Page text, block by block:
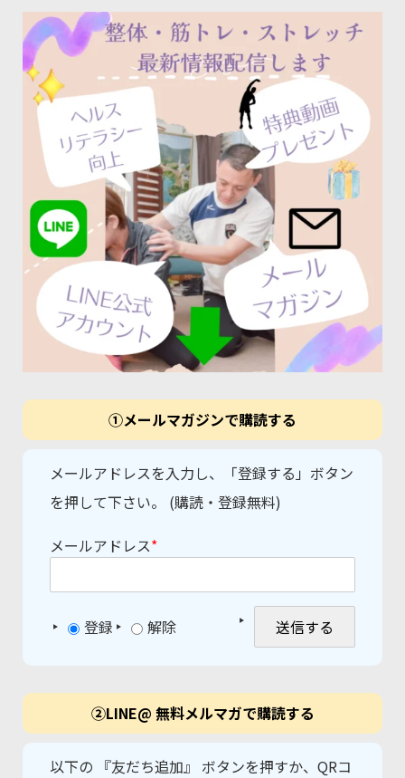
①メールマガジンで購読する
メールアドレスを入力し、「登録する」ボタン
を押して下さい。 (購読・登録無料)
メールアドレス*
登録 解除
②LINE@ 無料メルマガで購読する
以下の 『友だち追加』 ボタンを押すか、QRコ